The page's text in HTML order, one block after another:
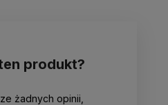
produkt?
żadnych opinii,